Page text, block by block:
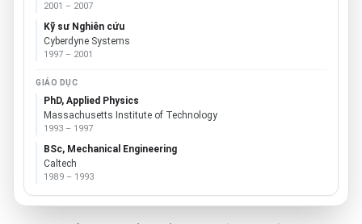
2001 – 2007
Kỹ sư Nghiên cứu
Cyberdyne Systems
1997 – 2001
GIÁO DỤC
PhD, Applied Physics
Massachusetts Institute of Technology
1993 – 1997
BSc, Mechanical Engineering
Caltech
1989 – 1993